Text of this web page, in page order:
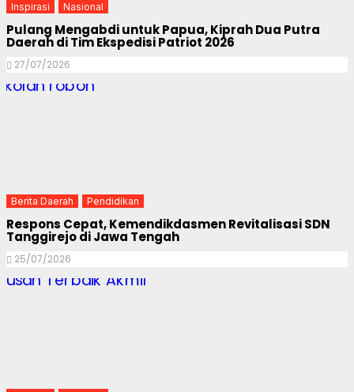
Inspirasi Nasional
Pulang Mengabdi untuk Papua, Kiprah Dua Putra
Daerah di Tim Ekspedisi Patriot 2026
27/07/2026
Berita Daerah Pendidikan
Respons Cepat, Kemendikdasmen Revitalisasi SDN
Tanggirejo di Jawa Tengah
25/07/2026